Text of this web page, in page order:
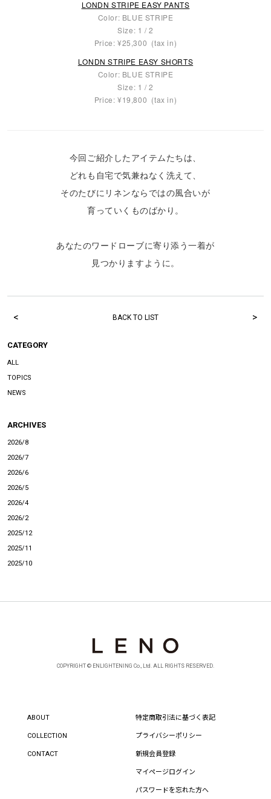
LONDN STRIPE EASY PANTS
Color: BLUE STRIPE
Size: 1 / 2
Price: ¥25,300 (tax in)
LONDN STRIPE EASY SHORTS
Color: BLUE STRIPE
Size: 1 / 2
Price: ¥19,800 (tax in)
今回ご紹介したアイテムたちは、
どれも自宅で気兼ねなく洗えて、
そのたびにリネンならではの風合いが
育っていくものばかり。
あなたのワードローブに寄り添う一着が
見つかりますように。
< BACK TO LIST >
CATEGORY
ALL
TOPICS
NEWS
ARCHIVES
2026/8
2026/7
2026/6
2026/5
2026/4
2026/2
2025/12
2025/11
2025/10
COPYRIGHT © ENLIGHTENING Co., Ltd. ALL RIGHTS RESERVED.
ABOUT
COLLECTION
CONTACT
特定商取引法に基づく表記
プライバシーポリシー
新規会員登録
マイページログイン
パスワードを忘れた方へ